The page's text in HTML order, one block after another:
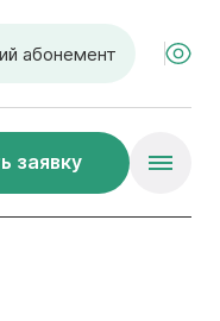
абонемент
заявку